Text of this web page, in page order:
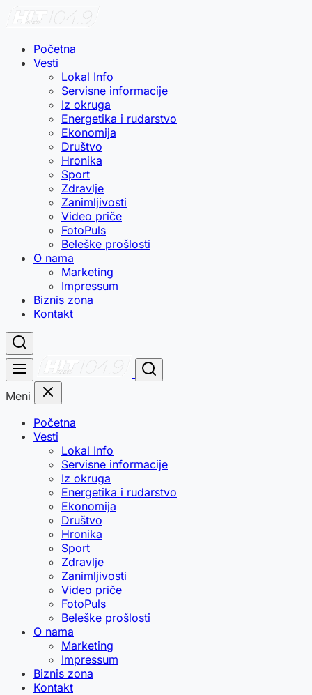
Početna
Vesti
Lokal Info
Servisne informacije
Iz okruga
Energetika i rudarstvo
Ekonomija
Društvo
Hronika
Sport
Zdravlje
Zanimljivosti
Video priče
FotoPuls
Beleške prošlosti
O nama
Marketing
Impressum
Biznis zona
Kontakt
Meni
Početna
Vesti
Lokal Info
Servisne informacije
Iz okruga
Energetika i rudarstvo
Ekonomija
Društvo
Hronika
Sport
Zdravlje
Zanimljivosti
Video priče
FotoPuls
Beleške prošlosti
O nama
Marketing
Impressum
Biznis zona
Kontakt